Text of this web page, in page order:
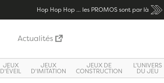
Hop Hop Hop ... les PROMOS sont par là
Actualités
JEUX
D'ÉVEIL
JEUX
D'IMITATION
JEUX DE
CONSTRUCTION
L'UNIVERS
DU JEU